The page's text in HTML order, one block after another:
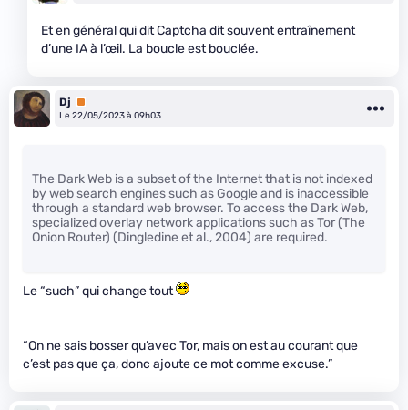
Et en général qui dit Captcha dit souvent entraînement
d’une IA à l’œil. La boucle est bouclée.
Dj
Premium
Le 22/05/2023 à 09h03
The Dark Web is a subset of the Internet that is not indexed
by web search engines such as Google and is inaccessible
through a standard web browser. To access the Dark Web,
specialized overlay network applications such as Tor (The
Onion Router) (Dingledine et al., 2004) are required.
Le “such” qui change tout
“On ne sais bosser qu’avec Tor, mais on est au courant que
c’est pas que ça, donc ajoute ce mot comme excuse.”